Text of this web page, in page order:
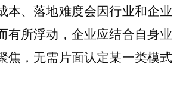
本、落地难度会因行业和企业
有所浮动，企业应结合自身业
焦，无需片面认定某一类模式